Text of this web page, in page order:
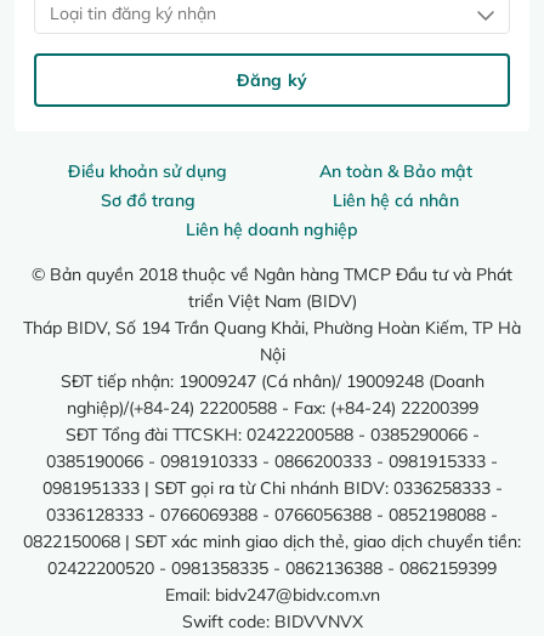
Điều khoản sử dụng
An toàn & Bảo mật
Sơ đồ trang
Liên hệ cá nhân
Liên hệ doanh nghiệp
© Bản quyền 2018 thuộc về Ngân hàng TMCP Đầu tư và Phát
triển Việt Nam (BIDV)
Tháp BIDV, Số 194 Trần Quang Khải, Phường Hoàn Kiếm, TP Hà
Nội
SĐT tiếp nhận: 19009247 (Cá nhân)/ 19009248 (Doanh
nghiệp)/(+84-24) 22200588 - Fax: (+84-24) 22200399
SĐT Tổng đài TTCSKH: 02422200588 - 0385290066 -
0385190066 - 0981910333 - 0866200333 - 0981915333 -
0981951333 | SĐT gọi ra từ Chi nhánh BIDV: 0336258333 -
0336128333 - 0766069388 - 0766056388 - 0852198088 -
0822150068 | SĐT xác minh giao dịch thẻ, giao dịch chuyển tiền:
02422200520 - 0981358335 - 0862136388 - 0862159399
Email: bidv247@bidv.com.vn
Swift code: BIDVVNVX
Loại tin đăng ký nhận
Đăng ký